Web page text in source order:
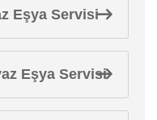
Eşya Servisi
Eşya Servisi